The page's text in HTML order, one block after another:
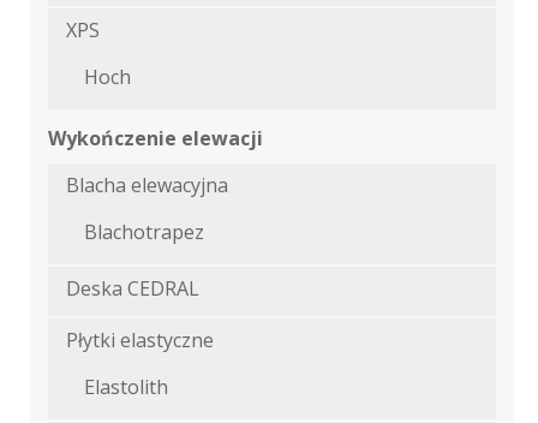
XPS
Hoch
Wykończenie elewacji
Blacha elewacyjna
Blachotrapez
Deska CEDRAL
Płytki elastyczne
Elastolith